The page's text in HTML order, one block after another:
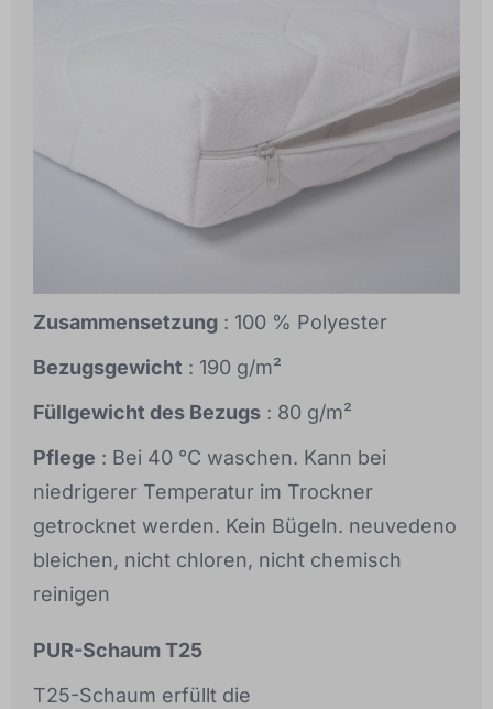
Zusammensetzung : 100 % Polyester
Bezugsgewicht : 190 g/m²
Füllgewicht des Bezugs : 80 g/m²
Pflege : Bei 40 °C waschen. Kann bei
niedrigerer Temperatur im Trockner
getrocknet werden. Kein Bügeln. neuvedeno
bleichen, nicht chloren, nicht chemisch
reinigen
PUR-Schaum T25
T25-Schaum erfüllt die